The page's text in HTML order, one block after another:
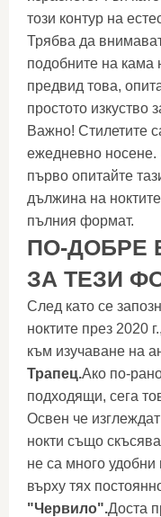
този контур на
Трябва да
подобните на кама
предвид това,
простото изкуство
Важно! Стилетите
ежедневно носене.
първо опитайте
дължина на
пълния формат.
ПО-ДОБРЕ
ЗА ТЕЗИ
След като се
ноктите през 2020
към изучаване на
Трапец.Ако по-
подходящи, сега
Освен че
нокти също
не са много
върху тях
"Червило".Доста